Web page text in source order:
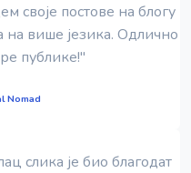
своје постове на блогу
на више језика. Одлично
публике!"
Nomad
слика је био благодат